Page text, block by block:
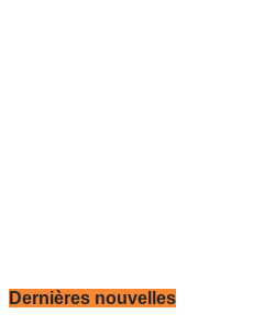
Dernières nouvelles